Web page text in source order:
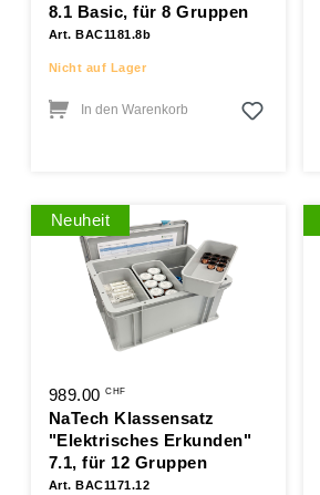
8.1 Basic, für 8 Gruppen
Art. BAC1181.8b
Nicht auf Lager
In den Warenkorb
Neuheit
989.00CHF
NaTech Klassensatz
"Elektrisches Erkunden"
7.1, für 12 Gruppen
Art. BAC1171.12